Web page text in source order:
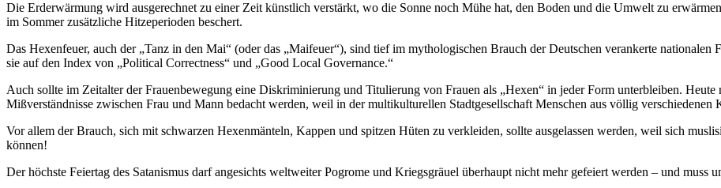
Die Erderwärmung wird ausgerechnet zu einer Zeit künstlich verstärkt, wo die Sonne noch Mühe hat, den Boden und die Umwelt zu
im Sommer zusätzliche Hitzeperioden beschert.
Das Hexenfeuer, auch der „Tanz in den Mai“ (oder das „Maifeuer“), sind tief im mythologischen Brauch der Deutschen verankerte
sie auf den Index von „Political Correctness“ und „Good Local Governance.“
Auch sollte im Zeitalter der Frauenbewegung eine Diskriminierung und Titulierung von Frauen als „Hexen“ in jeder Form unterbleiben. Heute
Mißverständnisse zwischen Frau und Mann bedacht werden, weil in der multikulturellen Stadtgesellschaft Menschen aus völlig
Vor allem der Brauch, sich mit schwarzen Hexenmänteln, Kappen und spitzen Hüten zu verkleiden, sollte ausgelassen werden, weil sich
können!
Der höchste Feiertag des Satanismus darf angesichts weltweiter Pogrome und Kriegsgräuel überhaupt nicht mehr gefeiert werden – und muss